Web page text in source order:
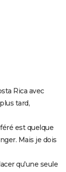
Rica avec
tard,
est quelque
Mais je dois
qu'une seule